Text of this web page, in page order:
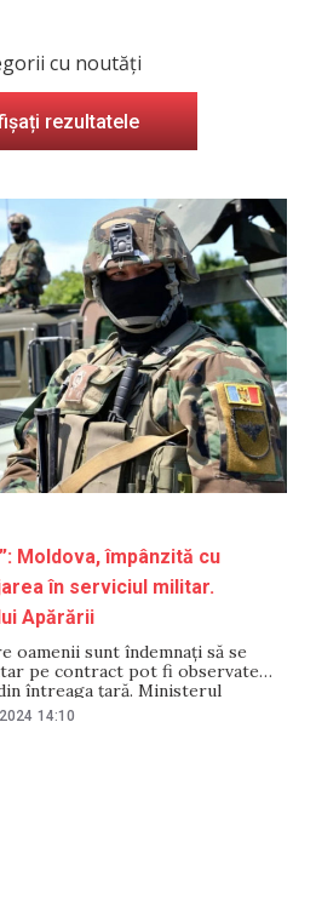
cu noutăți
rezultatele
Moldova, împânzită cu
în serviciul militar.
Apărării
oamenii sunt îndemnați să se
pe contract pot fi observate
întreaga țară. Ministerul
nu îi aparțin și declară că
acțiunile pentru a identifica și
14:10